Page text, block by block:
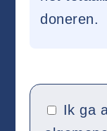
doneren.
Ik ga